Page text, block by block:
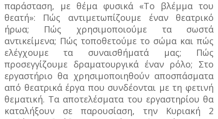
παράσταση, με θέμα φυσικά «Το βλέμμα του
θεατή»: Πώς αντιμετωπίζουμε έναν θεατρικό
ήρωα; Πώς χρησιμοποιούμε τα σωστά
αντικείμενα; Πώς τοποθετούμε το σώμα και πώς
ελέγχουμε τα συναισθήματά μας; Πώς
προσεγγίζουμε δραματουργικά έναν ρόλο; Στο
εργαστήριο θα χρησιμοποιηθούν αποσπάσματα
από θεατρικά έργα που συνδέονται με τη φετινή
θεματική. Τα αποτελέσματα του εργαστηρίου θα
καταλήξουν σε παρουσίαση, την Κυριακή 2